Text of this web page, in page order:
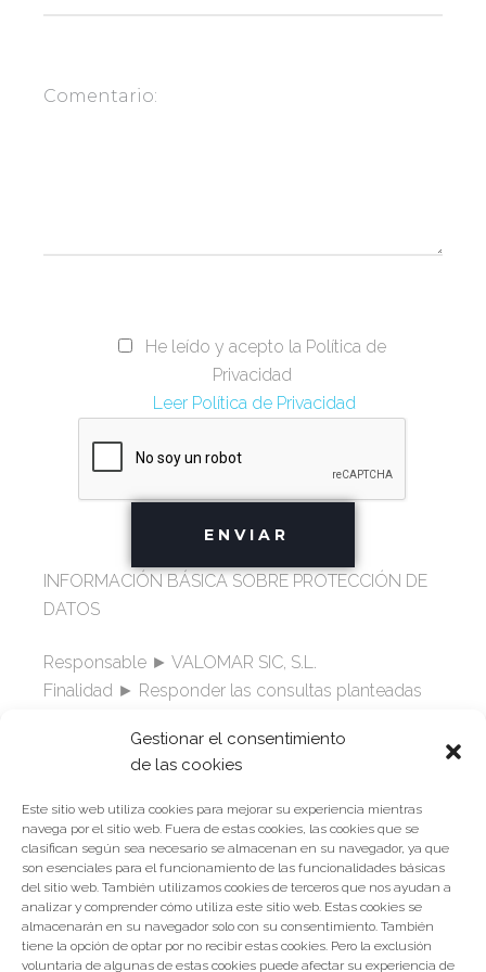
Gestionar el consentimiento
de las cookies
Este sitio web utiliza cookies para mejorar su experiencia mientras
navega por el sitio web. Fuera de estas cookies, las cookies que se
clasifican según sea necesario se almacenan en su navegador, ya que
son esenciales para el funcionamiento de las funcionalidades básicas
del sitio web. También utilizamos cookies de terceros que nos ayudan a
analizar y comprender cómo utiliza este sitio web. Estas cookies se
almacenarán en su navegador solo con su consentimiento. También
tiene la opción de optar por no recibir estas cookies. Pero la exclusión
voluntaria de algunas de estas cookies puede afectar su experiencia de
He leído y acepto la Política de
Privacidad
Leer Política de Privacidad
INFORMACIÓN BÁSICA SOBRE PROTECCIÓN DE
DATOS
Responsable ► VALOMAR SIC, S.L.
Finalidad ► Responder las consultas planteadas
Legitimación ► Consentimiento del usuario
Destinatarios ► Solo se realizan cesiones si existe
una obligación legal.
Derechos ► Acceder, rectificar y suprimir, así
como otros derechos, como se indica en la
Política de Privacidad*
Puede consultar la información completa en